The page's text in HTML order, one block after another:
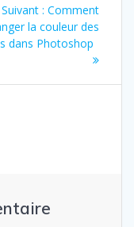
Suivant : Article
suivant
:
Comment
la couleur des
dans Photoshop